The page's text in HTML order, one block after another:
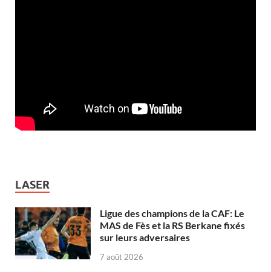
LASER
Ligue des champions de la CAF: Le
MAS de Fès et la RS Berkane fixés
sur leurs adversaires
7 août 2026